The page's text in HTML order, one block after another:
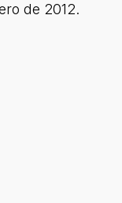
de 2012.